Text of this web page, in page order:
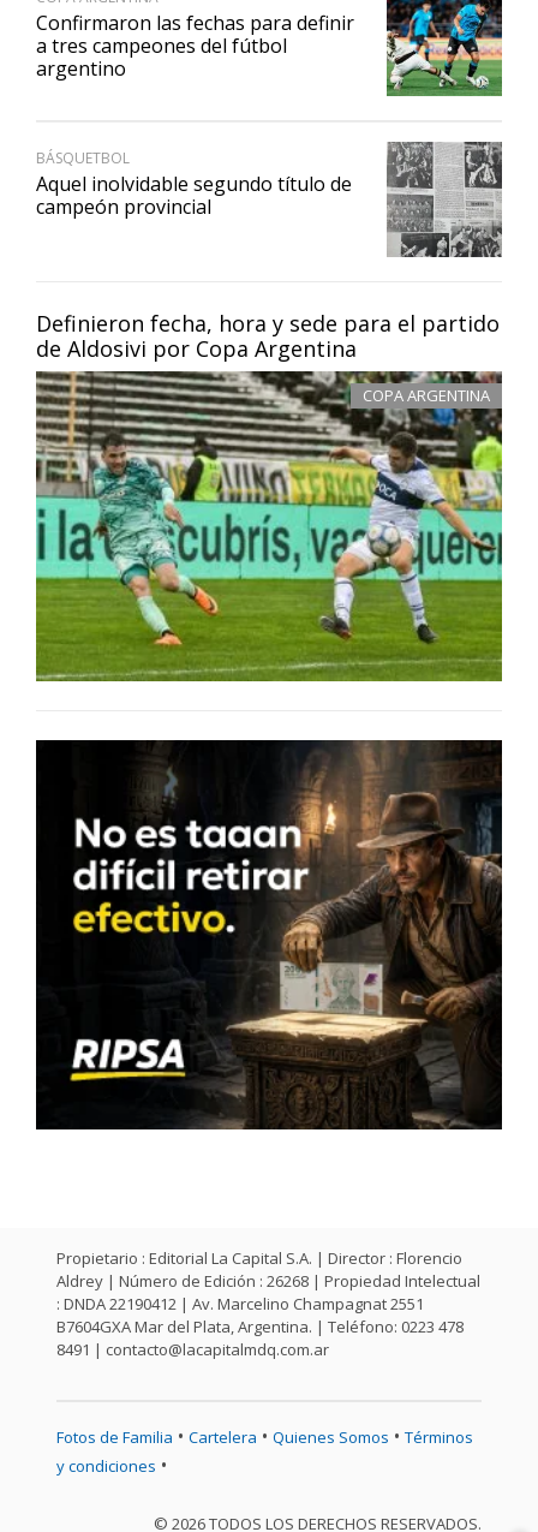
Definieron fecha, hora y sede para el partido
de Aldosivi por Copa Argentina
COPA ARGENTINA
Confirmaron las fechas para definir
a tres campeones del fútbol
argentino
BÁSQUETBOL
Aquel inolvidable segundo título de
campeón provincial
Propietario : Editorial La Capital S.A. | Director : Florencio
Aldrey | Número de Edición : 26268 | Propiedad Intelectual
: DNDA 22190412 | Av. Marcelino Champagnat 2551
B7604GXA Mar del Plata, Argentina. | Teléfono: 0223 478
8491 | contacto@lacapitalmdq.com.ar
Fotos de Familia • Cartelera • Quienes Somos • Términos
y condiciones •
© 2026 TODOS LOS DERECHOS RESERVADOS.